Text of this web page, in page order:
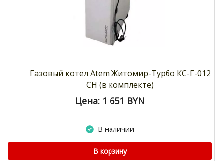
Газовый котел Atem Житомир-Турбо КС-Г-012
СН (в комплекте)
Цена: 1 651 BYN
В наличии
В корзину